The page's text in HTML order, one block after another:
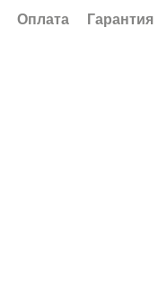
Оплата Гарантия